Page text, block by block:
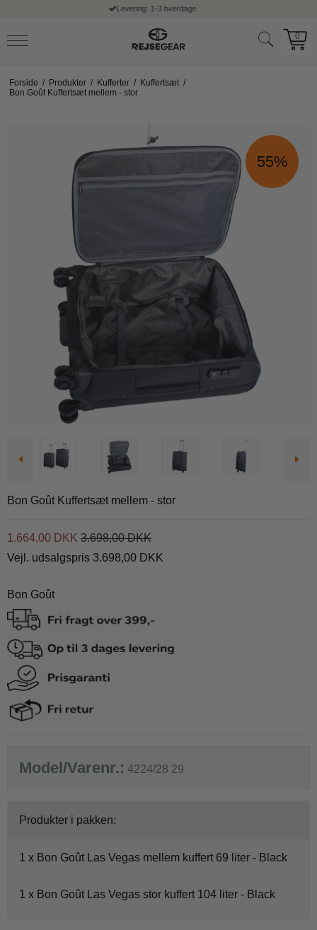
Fri fragt ved køb over 399,- kr
0
Forside / Produkter / Kufferter / Kuffertsæt /
Bon Goût Kuffertsæt mellem - stor
55%
Bon Goût Kuffertsæt mellem - stor
1.664,00 DKK 3.698,00 DKK
Vejl. udsalgspris 3.698,00 DKK
Bon Goût
Model/Varenr.: 4224/28 29
Produkter i pakken:
1 x Bon Goût Las Vegas mellem kuffert 69 liter - Black
1 x Bon Goût Las Vegas stor kuffert 104 liter - Black